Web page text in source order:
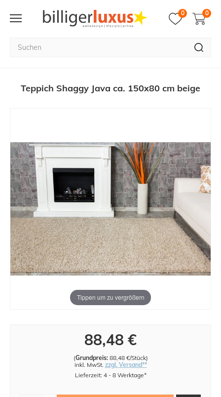
0 0
Teppich Shaggy Java ca. 150x80 cm beige
Tippen um zu vergrößern
88,48 €
(Grundpreis: 88,48 €/Stück)
inkl. MwSt. zzgl. Versand**
Lieferzeit: 4 - 8 Werktage*